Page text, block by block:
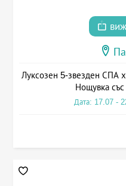
Луксозен 5-звезден СПА
Нощувка със
Дата: 17.07 -